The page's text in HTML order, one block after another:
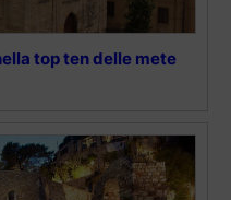
top ten delle mete